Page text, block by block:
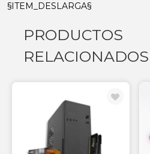
§ITEM_DESLARGA§
PRODUCTOS
RELACIONADOS